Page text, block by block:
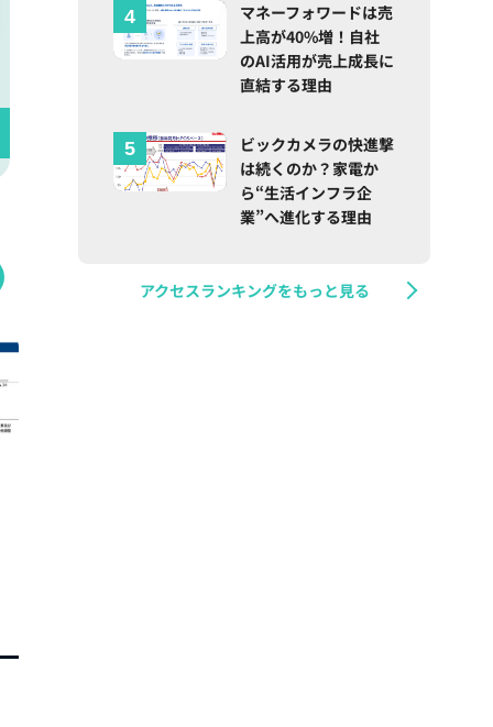
マネーフォワードは売
上高が40%増！自社
のAI活用が売上成長に
直結する理由
ビックカメラの快進撃
は続くのか？家電か
ら“生活インフラ企
業”へ進化する理由
アクセスランキングをもっと見る